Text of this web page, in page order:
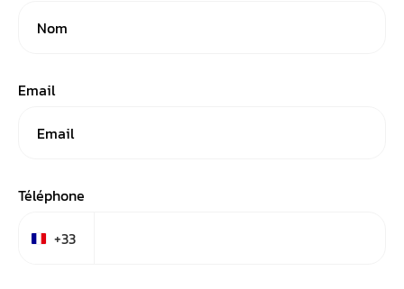
Email
Téléphone
France +33
+33